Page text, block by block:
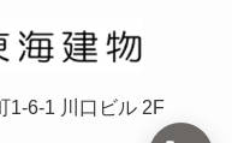
1-6-1 川口ビル 2F